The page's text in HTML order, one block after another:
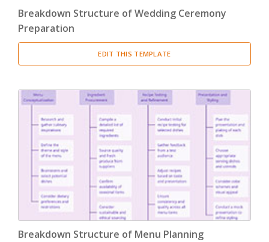
Breakdown Structure of Wedding Ceremony
Preparation
EDIT THIS TEMPLATE
Breakdown Structure of Menu Planning